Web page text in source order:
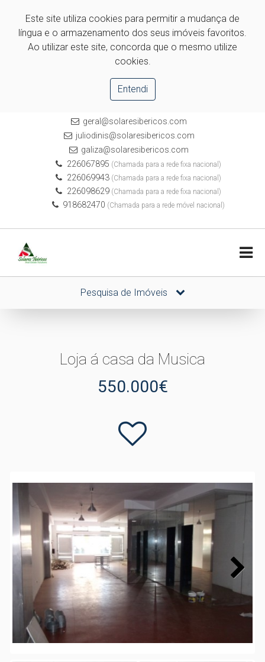
Este site utiliza cookies para permitir a mudança de
língua e o armazenamento dos seus imóveis favoritos.
Ao utilizar este site, concorda que o mesmo utilize
cookies.
Entendi
geral@solaresibericos.com
juliodinis@solaresibericos.com
galiza@solaresibericos.com
226067895 (Chamada para a rede fixa nacional)
226069943(Chamada para a rede fixa nacional)
226098629(Chamada para a rede fixa nacional)
918682470 (Chamada para a rede móvel nacional)
Pesquisa de Imóveis
Loja á casa da Musica
550.000€
Next